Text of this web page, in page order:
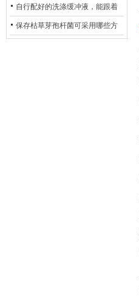
主要诱因
胞系，二者在增殖存活周期上有
什么区别？
自行配好的洗涤缓冲液，能跟着
试剂盒原装干粉放一处储存吗？
保存枯草芽孢杆菌可采用哪些方